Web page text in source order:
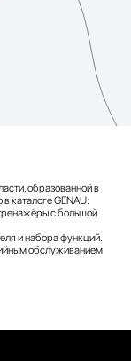
образованной в
каталоге GENAU:
с большой
и набора функций.
обслуживанием